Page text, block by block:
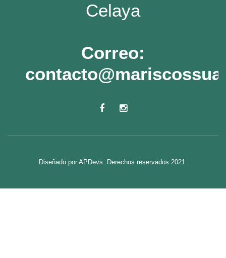
Celaya
Correo:
Diseñado por APDevs. Derechos reservados 2021.